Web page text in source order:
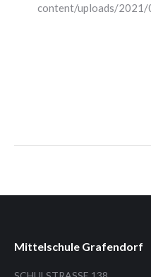
content/uploads/2021/
Mittelschule Grafendorf